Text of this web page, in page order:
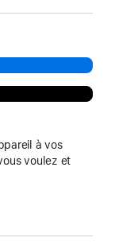
à vos
voulez et